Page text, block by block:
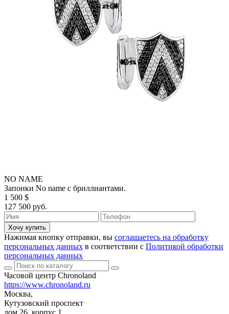
NO NAME
Запонки No name с бриллиантами.
1 500 $
127 500 руб.
Хочу купить
Нажимая кнопку отправки, вы соглашаетесь на обработку
персональных данных в соответствии с Политикой обработки
персональных данных
Часовой центр Chronoland
https://www.chronoland.ru
Москва,
Кутузовский проспект
дом 26, корпус 1